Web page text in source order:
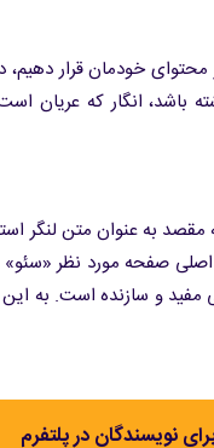
خودمان قرار دهیم،
باشد، انگار که عریان
به عنوان متن لنگر
صفحه مورد نظر
نویسندگان در پلتفرم